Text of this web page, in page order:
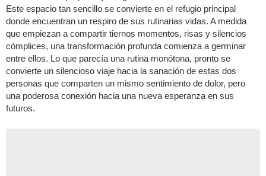
Este espacio tan sencillo se convierte en el refugio principal
donde encuentran un respiro de sus rutinarias vidas. A medida
que empiezan a compartir tiernos momentos, risas y silencios
cómplices, una transformación profunda comienza a germinar
entre ellos. Lo que parecía una rutina monótona, pronto se
convierte un silencioso viaje hacia la sanación de estas dos
personas que comparten un mismo sentimiento de dolor, pero
una poderosa conexión hacia una nueva esperanza en sus
futuros.